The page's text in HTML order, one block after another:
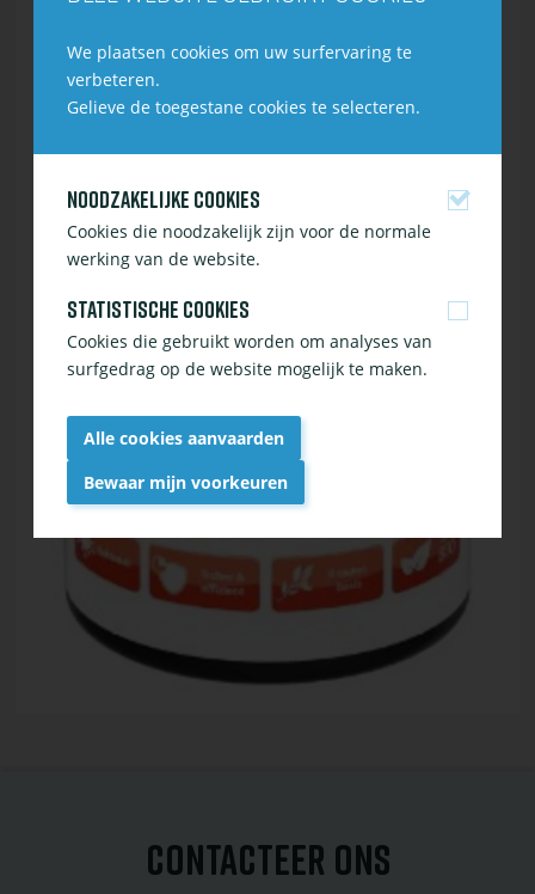
CONTACTEER ONS
We plaatsen cookies om uw surfervaring te
verbeteren.
Gelieve de toegestane cookies te selecteren.
Noodzakelijke cookies
Cookies die noodzakelijk zijn voor de normale
werking van de website.
Statistische cookies
Cookies die gebruikt worden om analyses van
surfgedrag op de website mogelijk te maken.
Alle cookies aanvaarden
Bewaar mijn voorkeuren
consent